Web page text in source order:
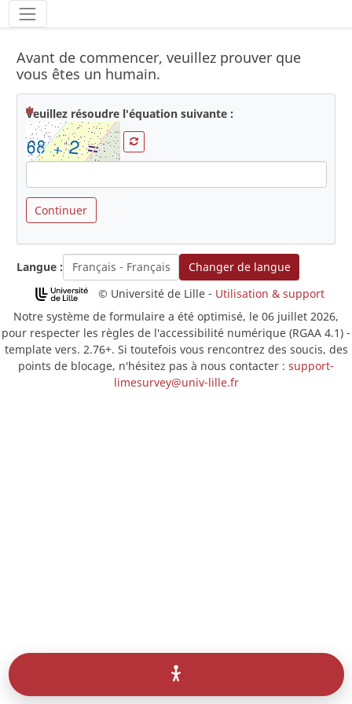
Avant de commencer, veuillez prouver que
vous êtes un humain.
Veuillez résoudre l'équation suivante :
( Obligatoire )
Continuer
Langue :
Changer de langue
© Université de Lille - Utilisation & support
Notre système de formulaire a été optimisé, le 06 juillet 2026,
pour respecter les règles de l'accessibilité numérique (RGAA 4.1) -
template vers. 2.76+. Si toutefois vous rencontrez des soucis, des
points de blocage, n'hésitez pas à nous contacter : support-
limesurvey@univ-lille.fr